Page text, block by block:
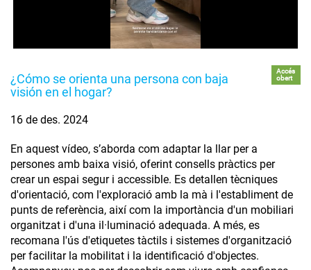
¿Cómo se orienta una persona con baja
visión en el hogar?
Accés
obert
16 de des. 2024
En aquest vídeo, s’aborda com adaptar la llar per a
persones amb baixa visió, oferint consells pràctics per
crear un espai segur i accessible. Es detallen tècniques
d'orientació, com l'exploració amb la mà i l'establiment de
punts de referència, així com la importància d'un mobiliari
organitzat i d'una il·luminació adequada. A més, es
recomana l'ús d'etiquetes tàctils i sistemes d'organització
per facilitar la mobilitat i la identificació d'objectes.